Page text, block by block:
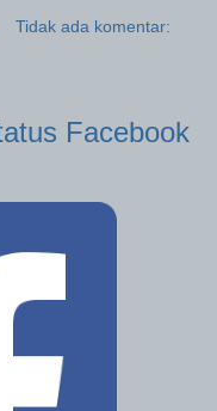
Tidak ada komentar:
Facebook